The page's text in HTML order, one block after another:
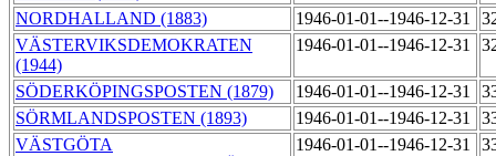
NORDHALLAND (1883) 1946-01-01--1946-12-31
VÄSTERVIKSDEMOKRATEN
(1944)
1946-01-01--1946-12-31
SÖDERKÖPINGSPOSTEN (1879) 1946-01-01--1946-12-31
SÖRMLANDSPOSTEN (1893)
1946-01-01--1946-12-31
VÄSTGÖTA
1946-01-01--1946-12-31